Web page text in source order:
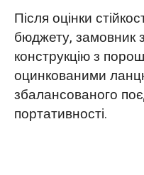
Після оцінки
бюджету, замовник
конструкцію з
оцинкованими
збалансованого
портативності.